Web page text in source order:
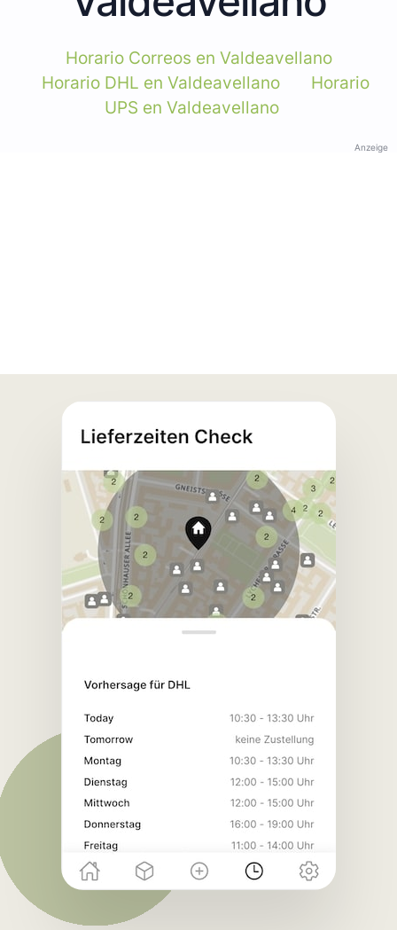
Horario Correos en Valdeavellano
Horario DHL en Valdeavellano
Horario
UPS en Valdeavellano
Anzeige